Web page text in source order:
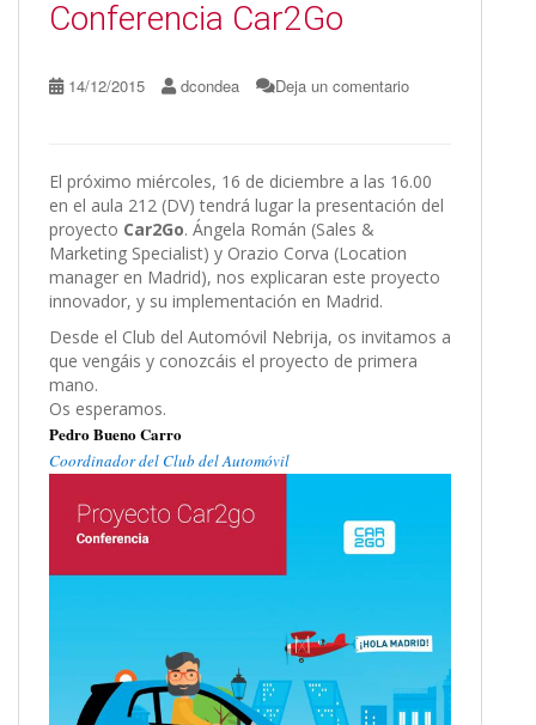
Conferencia Car2Go
14/12/2015 dcondea Deja un comentario
El próximo miércoles, 16 de diciembre a las 16.00
en el aula 212 (DV) tendrá lugar la presentación del
proyecto Car2Go. Ángela Román (Sales &
Marketing Specialist) y Orazio Corva (Location
manager en Madrid), nos explicaran este proyecto
innovador, y su implementación en Madrid.
Desde el Club del Automóvil Nebrija, os invitamos a
que vengáis y conozcáis el proyecto de primera
mano.
Os esperamos.
Pedro Bueno Carro
Coordinador del Club del Automóvil